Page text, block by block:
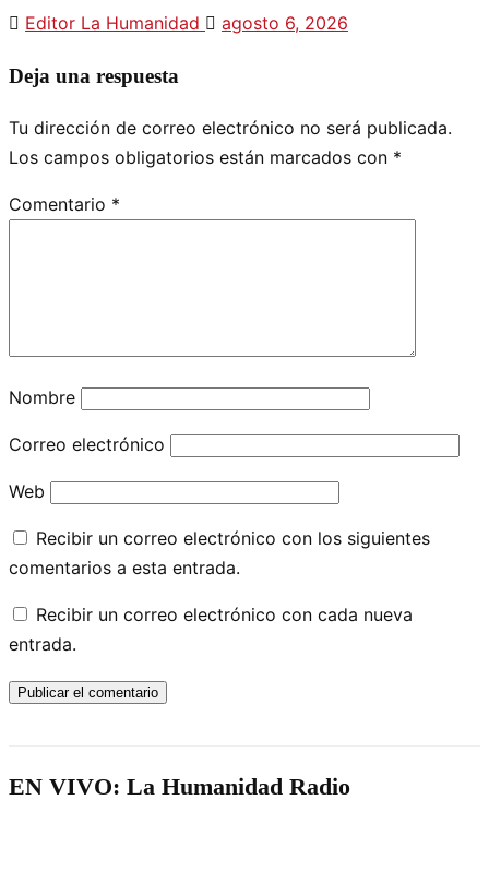
Editor La Humanidad agosto 6, 2026
Deja una respuesta
Tu dirección de correo electrónico no será publicada.
Los campos obligatorios están marcados con *
Comentario *
Nombre
Correo electrónico
Web
Recibir un correo electrónico con los siguientes
comentarios a esta entrada.
Recibir un correo electrónico con cada nueva
entrada.
EN VIVO: La Humanidad Radio